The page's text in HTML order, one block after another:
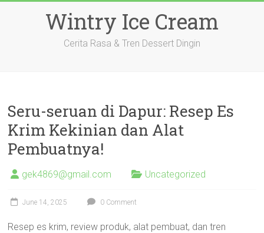
Wintry Ice Cream
Cerita Rasa & Tren Dessert Dingin
Seru-seruan di Dapur: Resep Es
Krim Kekinian dan Alat
Pembuatnya!
gek4869@gmail.com Uncategorized
June 14, 2025 0 Comment
Resep es krim, review produk, alat pembuat, dan tren